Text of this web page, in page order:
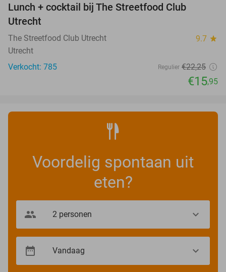
Lunch + cocktail bij The Streetfood Club
Utrecht
The Streetfood Club Utrecht 9.7 star
Utrecht
Verkocht: 785
Regulier €22,25
€15,95
Voordelig spontaan uit
eten?